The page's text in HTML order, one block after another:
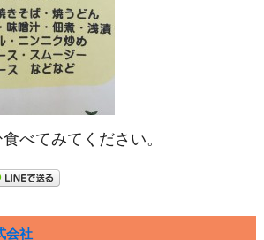
べてみてください。
会社